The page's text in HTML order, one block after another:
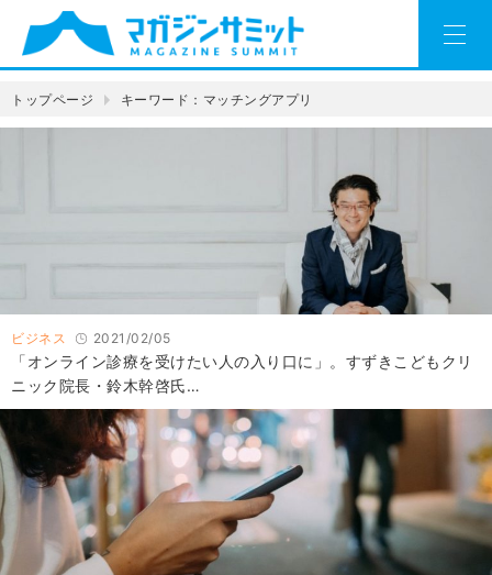
トップページ キーワード：マッチングアプリ
ビジネス 2021/02/05
「オンライン診療を受けたい人の入り口に」。すずきこどもクリ
ニック院長・鈴木幹啓氏…